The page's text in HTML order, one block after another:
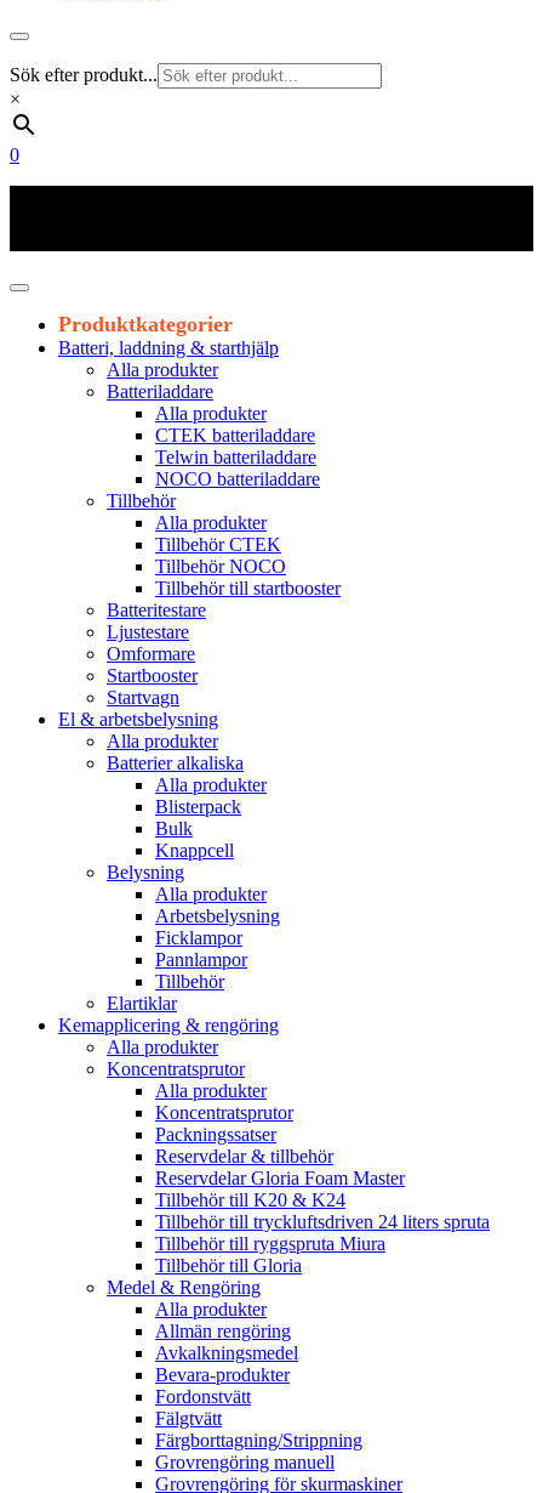
Sök efter produkt...
×
0
Produktkategorier
Batteri, laddning & starthjälp
Alla produkter
Batteriladdare
Alla produkter
CTEK batteriladdare
Telwin batteriladdare
NOCO batteriladdare
Tillbehör
Alla produkter
Tillbehör CTEK
Tillbehör NOCO
Tillbehör till startbooster
Batteritestare
Ljustestare
Omformare
Startbooster
Startvagn
El & arbetsbelysning
Alla produkter
Batterier alkaliska
Alla produkter
Blisterpack
Bulk
Knappcell
Belysning
Alla produkter
Arbetsbelysning
Ficklampor
Pannlampor
Tillbehör
Elartiklar
Kemapplicering & rengöring
Alla produkter
Koncentratsprutor
Alla produkter
Koncentratsprutor
Packningssatser
Reservdelar & tillbehör
Reservdelar Gloria Foam Master
Tillbehör till K20 & K24
Tillbehör till tryckluftsdriven 24 liters spruta
Tillbehör till ryggspruta Miura
Tillbehör till Gloria
Medel & Rengöring
Alla produkter
Allmän rengöring
Avkalkningsmedel
Bevara-produkter
Fordonstvätt
Fälgtvätt
Färgborttagning/Strippning
Grovrengöring manuell
Grovrengöring för skurmaskiner